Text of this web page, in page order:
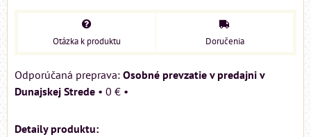
Otázka k produktu Doručenia
Osobné prevzatie v predajni v
Dunajskej Strede • 0 € •
Detaily produktu: